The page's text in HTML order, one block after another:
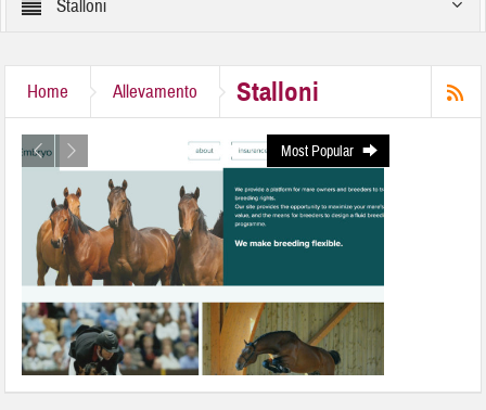
Stalloni
Home Allevamento Stalloni
Most Popular